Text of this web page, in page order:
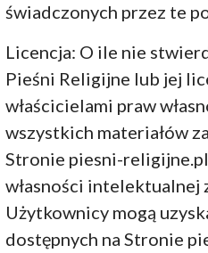
świadczonych przez te
Licencja: O ile nie
Pieśni Religijne lub jej
właścicielami praw
wszystkich materiałów
Stronie piesni-
własności intelektualnej
Użytkownicy mogą
dostępnych na Stronie